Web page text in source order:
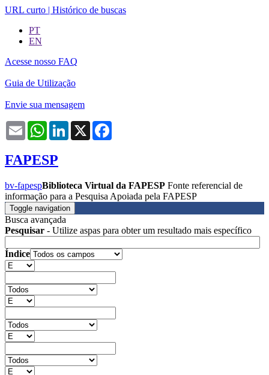
URL curto | Histórico de buscas
PT
EN
Acesse nosso FAQ
Guia de Utilização
Envie sua mensagem
Email WhatsAppLinkedIn
X
FAPESP
bv-fapespBiblioteca Virtual da FAPESP Fonte referencial de
informação para a Pesquisa Apoiada pela FAPESP
Toggle navigation
Busca avançada
Pesquisar - Utilize aspas para obter um resultado mais específico
Índice